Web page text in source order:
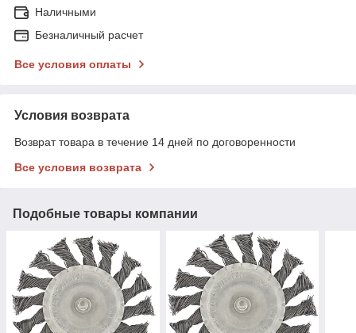
Наличными
Безналичный расчет
Все условия оплаты
Условия возврата
Возврат товара в течение 14 дней по договоренности
Все условия возврата
Подобные товары компании